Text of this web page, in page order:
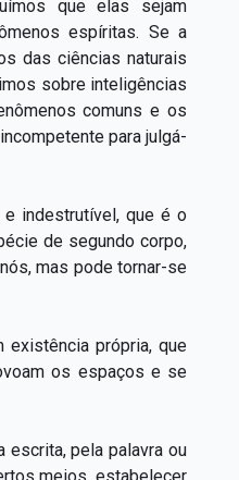
que elas sejam
espíritas. Se a
das ciências naturais
sobre inteligências
comuns e os
para julgá-
e indestrutível, que é o
de segundo corpo,
mas pode tornar-se
própria, que
os espaços e se
pela palavra ou